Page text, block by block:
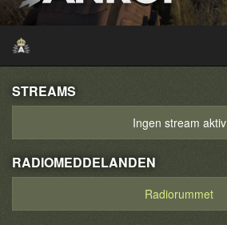
STREAMS
Ingen stream aktiv
RADIOMEDDELANDEN
Radiorummet